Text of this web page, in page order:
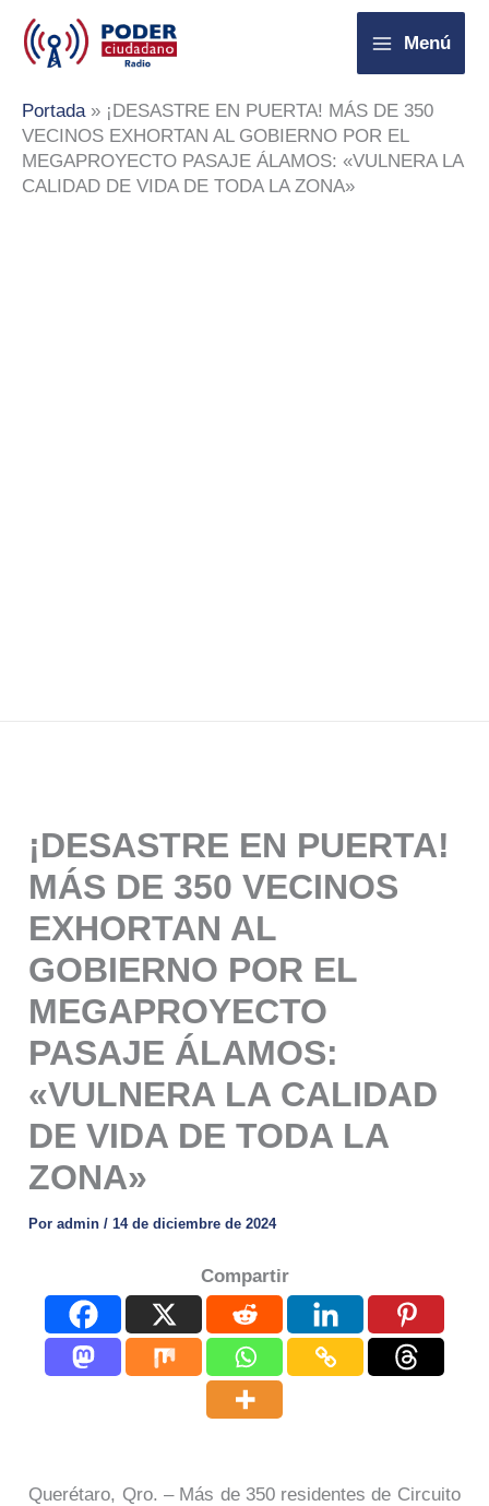
contenido
Menú
Portada» ¡DESASTRE EN PUERTA! MÁS DE 350
VECINOS EXHORTAN AL GOBIERNO POR EL
MEGAPROYECTO PASAJE ÁLAMOS: «VULNERA LA
CALIDAD DE VIDA DE TODA LA ZONA»
¡DESASTRE EN PUERTA!
MÁS DE 350 VECINOS
EXHORTAN AL
GOBIERNO POR EL
MEGAPROYECTO
PASAJE ÁLAMOS:
«VULNERA LA CALIDAD
DE VIDA DE TODA LA
ZONA»
Poradmin/ 14 de diciembre de 2024
Compartir
Querétaro, Qro. – Más de 350 residentes de Circuito